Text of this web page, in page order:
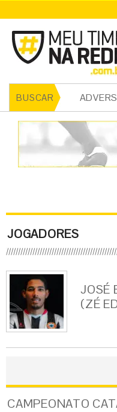
BUSCAR
JOGADORES
JOSÉ
(ZÉ
CAMPEONATO